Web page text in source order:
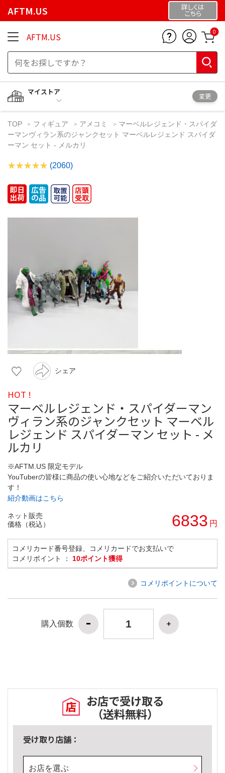
AFTM.US 詳しくは
こちら
AFTM.US 0
マイストア
変更
TOP フィギュア アメコミ
マーベルレジェンド・スパイダ
ーマンヴィラン系のジャンクセット マーベルレジェンド スパイダ
ーマン セット - メルカリ
(2060)
シェア
HOT !
マーベルレジェンド・スパイダーマン
ヴィラン系のジャンクセット マーベル
レジェンド スパイダーマン セット - メ
ルカリ
※AFTM.US 限定モデル
YouTuberの皆様に商品の使い心地などをご紹介いただいておりま
す！
紹介動画はこちら
ネット販売
価格（税込）
6833 円
コメリカード番号登録、コメリカードでお支払いで
コメリポイント ： 10ポイント獲得
コメリポイントについて
購入個数
お店で受け取る
（送料無料）
受け取り店舗：
お店を選ぶ